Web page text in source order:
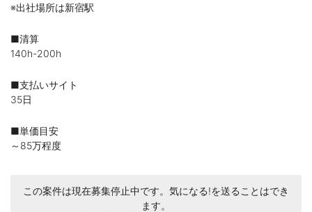
※出社場所は新宿駅
■清算
140h-200h
■支払いサイト
35日
■単価目安
～85万程度
この案件は現在募集停止中です。気になる!を送ることはでき
ます。